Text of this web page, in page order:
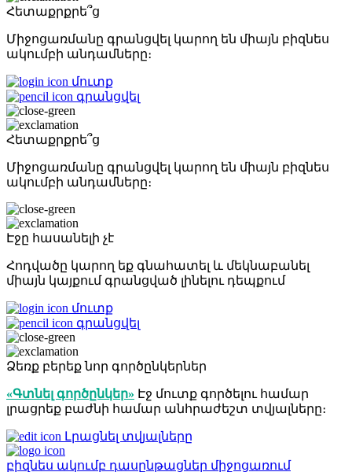
Հետաքրքրե՞ց
Միջոցառմանը գրանցվել կարող են միայն բիզնես
ակումբի անդամները։
մուտք
գրանցվել
Հետաքրքրե՞ց
Միջոցառմանը գրանցվել կարող են միայն բիզնես
ակումբի անդամները։
Էջը հասանելի չէ
Հոդվածը կարող եք գնահատել և մեկնաբանել
միայն կայքում գրանցված լինելու դեպքում
մուտք
գրանցվել
Ձեռք բերեք նոր գործընկերներ
«Գտնել գործընկեր» Էջ մուտք գործելու համար
լրացրեք բաժնի համար անհրաժեշտ տվյալները։
Լրացնել տվյալները
բիզնես ակումբ դասընթացներ միջոցառում